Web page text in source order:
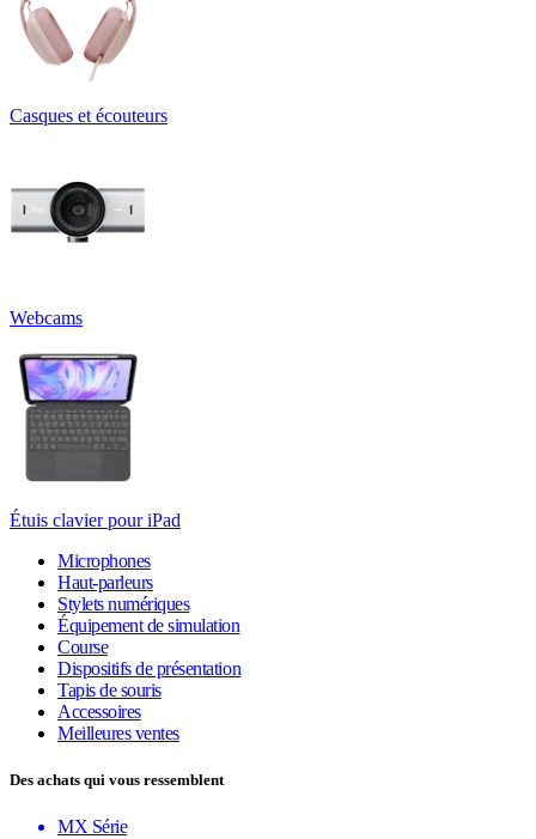
Casques et écouteurs
Webcams
Étuis clavier pour iPad
Microphones
Haut-parleurs
Stylets numériques
Équipement de simulation
Course
Dispositifs de présentation
Tapis de souris
Accessoires
Meilleures ventes
Des achats qui vous ressemblent
MX Série